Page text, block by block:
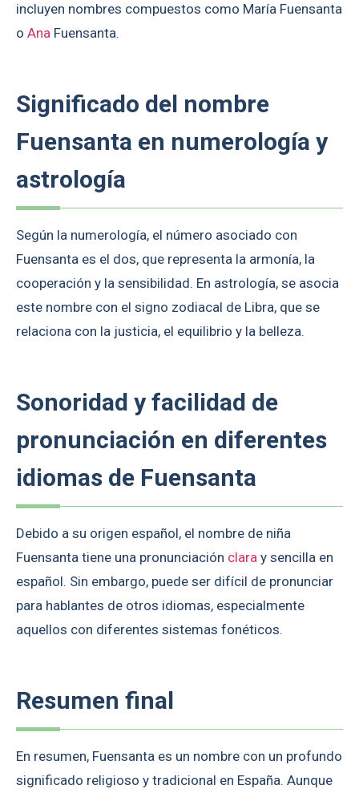
incluyen nombres compuestos como María Fuensanta
o Ana Fuensanta.
Significado del nombre
Fuensanta en numerología y
astrología
Según la numerología, el número asociado con
Fuensanta es el dos, que representa la armonía, la
cooperación y la sensibilidad. En astrología, se asocia
este nombre con el signo zodiacal de Libra, que se
relaciona con la justicia, el equilibrio y la belleza.
Sonoridad y facilidad de
pronunciación en diferentes
idiomas de Fuensanta
Debido a su origen español, el nombre de niña
Fuensanta tiene una pronunciación clara y sencilla en
español. Sin embargo, puede ser difícil de pronunciar
para hablantes de otros idiomas, especialmente
aquellos con diferentes sistemas fonéticos.
Resumen final
En resumen, Fuensanta es un nombre con un profundo
significado religioso y tradicional en España. Aunque